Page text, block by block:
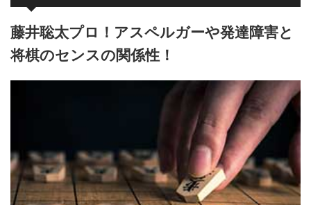
藤井聡太プロ！アスペルガーや発達障害と
将棋のセンスの関係性！